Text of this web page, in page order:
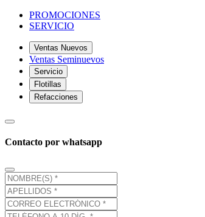
PROMOCIONES
SERVICIO
Ventas Nuevos
Ventas Seminuevos
Servicio
Flotillas
Refacciones
Contacto por whatsapp